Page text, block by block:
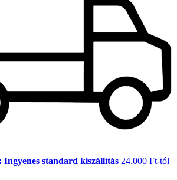
Ingyenes standard kiszállítás 24.000 Ft-tól